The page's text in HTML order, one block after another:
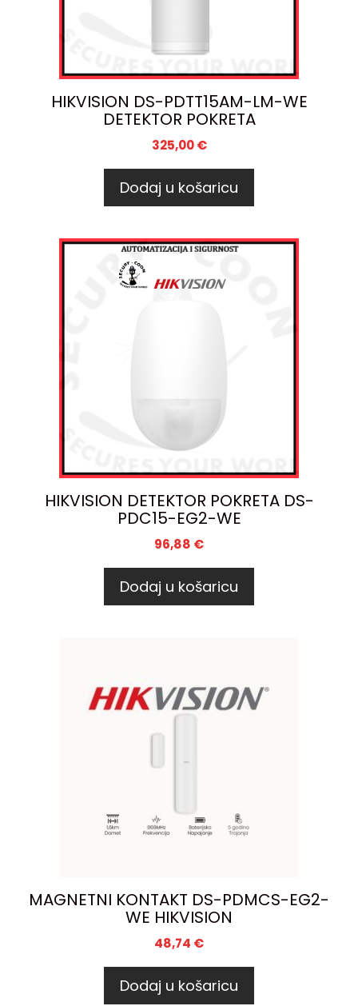
HIKVISION DS-PDTT15AM-LM-WE
DETEKTOR POKRETA
325,00€
Dodaj u košaricu
HIKVISION DETEKTOR POKRETA DS-
PDC15-EG2-WE
96,88 €
Dodaj u košaricu
MAGNETNI KONTAKT DS-PDMCS-EG2-
WE HIKVISION
48,74 €
Dodaj u košaricu